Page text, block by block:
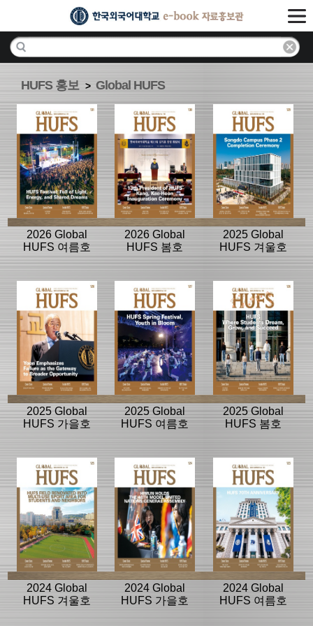
HUFS 홍보 > Global HUFS
2026 Global
HUFS 여름호
2026 Global
HUFS 봄호
2025 Global
HUFS 겨울호
2025 Global
HUFS 가을호
2025 Global
HUFS 여름호
2025 Global
HUFS 봄호
2024 Global
HUFS 겨울호
2024 Global
HUFS 가을호
2024 Global
HUFS 여름호